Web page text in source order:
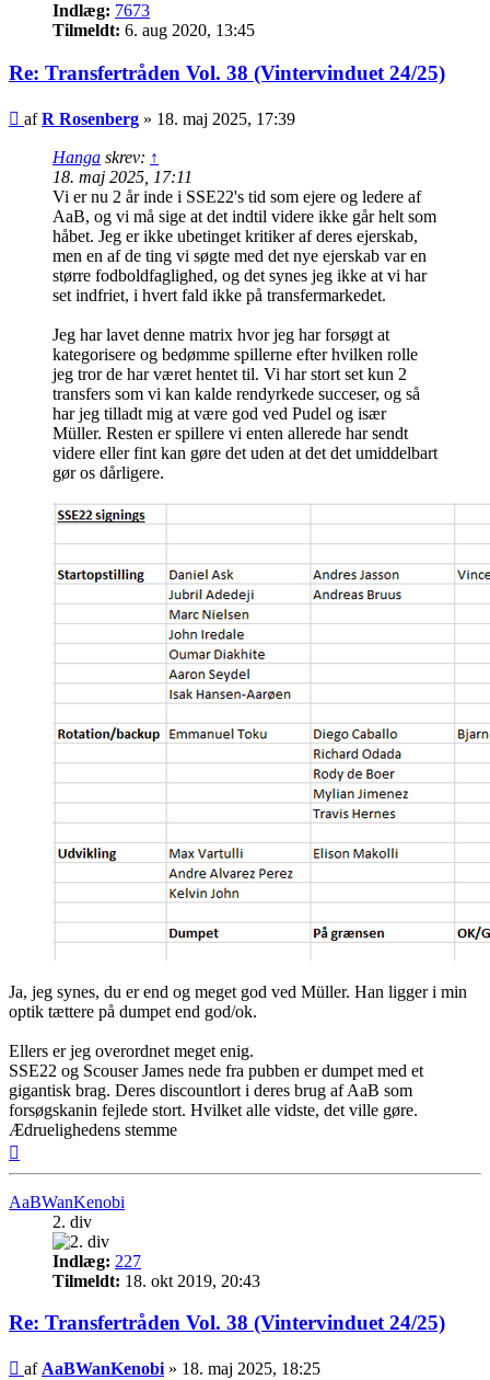
Indlæg: 7673
Tilmeldt: 6. aug 2020, 13:45
Re: Transfertråden Vol. 38 (Vintervinduet 24/25)
Indlæg
afR Rosenberg » 18. maj 2025, 17:39
Hanga skrev: ↑
18. maj 2025, 17:11
Vi er nu 2 år inde i SSE22's tid som ejere og ledere af
AaB, og vi må sige at det indtil videre ikke går helt som
håbet. Jeg er ikke ubetinget kritiker af deres ejerskab,
men en af de ting vi søgte med det nye ejerskab var en
større fodboldfaglighed, og det synes jeg ikke at vi har
set indfriet, i hvert fald ikke på transfermarkedet.
Jeg har lavet denne matrix hvor jeg har forsøgt at
kategorisere og bedømme spillerne efter hvilken rolle
jeg tror de har været hentet til. Vi har stort set kun 2
transfers som vi kan kalde rendyrkede succeser, og så
har jeg tilladt mig at være god ved Pudel og især
Müller. Resten er spillere vi enten allerede har sendt
videre eller fint kan gøre det uden at det det umiddelbart
gør os dårligere.
Ja, jeg synes, du er end og meget god ved Müller. Han ligger i min
optik tættere på dumpet end god/ok.
Ellers er jeg overordnet meget enig.
SSE22 og Scouser James nede fra pubben er dumpet med et
gigantisk brag. Deres discountlort i deres brug af AaB som
forsøgskanin fejlede stort. Hvilket alle vidste, det ville gøre.
Ædruelighedens stemme
AaBWanKenobi
2. div
Indlæg: 227
Tilmeldt: 18. okt 2019, 20:43
Re: Transfertråden Vol. 38 (Vintervinduet 24/25)
Indlæg
af AaBWanKenobi » 18. maj 2025, 18:25